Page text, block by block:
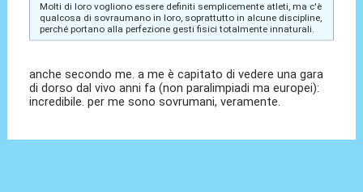
Molti di loro vogliono essere definiti semplicemente atleti, ma c'è
qualcosa di sovraumano in loro, soprattutto in alcune discipline,
perché portano alla perfezione gesti fisici totalmente innaturali.
anche secondo me. a me è capitato di vedere una gara
di dorso dal vivo anni fa (non paralimpiadi ma europei):
incredibile. per me sono sovrumani, veramente.